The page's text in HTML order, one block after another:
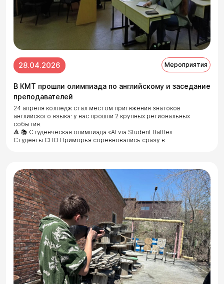
Мероприятия
28.04.2026
В КМТ прошли олимпиада по английскому и заседание
преподавателей
24 апреля колледж стал местом притяжения знатоков
английского языка: у нас прошли 2 крупных региональных
события.
🔺 📚 Студенческая олимпиада «Al via Student Battle»
Студенты СПО Приморья соревновались сразу в …